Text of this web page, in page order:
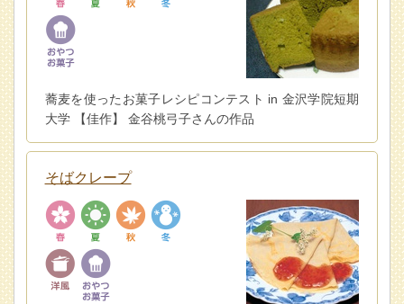
蕎麦を使ったお菓子レシピコンテスト in 金沢学院短期
大学 【佳作】 金谷桃弓子さんの作品
そばクレープ